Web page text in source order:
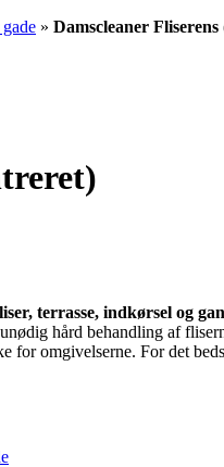
» Damscleaner
terrasse, indkørsel og
hård behandling af
omgivelserne. For det